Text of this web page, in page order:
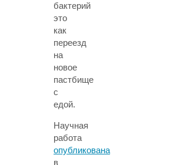
бактерий
это
как
переезд
на
новое
пастбище
с
едой.
Научная
работа
опубликована
в